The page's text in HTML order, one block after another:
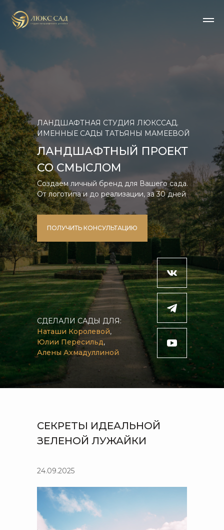
ЛАНДШАФТНЫЙ ПРОЕКТ
СО СМЫСЛОМ
ЛАНДШАФТНАЯ СТУДИЯ ЛЮКССАД.
ИМЕННЫЕ САДЫ ТАТЬЯНЫ МАМЕЕВОЙ
СДЕЛАЛИ САДЫ ДЛЯ:
Наташи Королевой,
Юлии Пересильд,
Алены Ахмадуллиной
ПОЛУЧИТЬ КОНСУЛЬТАЦИЮ
Создаем личный бренд для Вашего сада.
От логотипа и до реализации, за 30 дней
СЕКРЕТЫ ИДЕАЛЬНОЙ
ЗЕЛЕНОЙ ЛУЖАЙКИ
24.09.2025